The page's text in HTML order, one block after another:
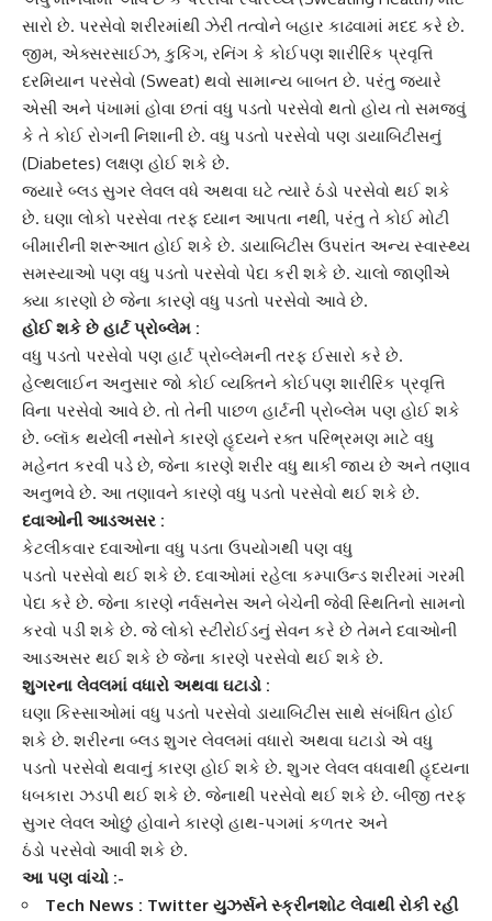
સારો છે. પરસેવો શરીરમાંથી ઝેરી તત્વોને બહાર કાઢવામાં મદદ કરે છે.
જીમ, એક્સરસાઈઝ, કુકિંગ, રનિંગ કે કોઈપણ શારીરિક પ્રવૃત્તિ
દરમિયાન પરસેવો (Sweat) થવો સામાન્ય બાબત છે. પરંતુ જ્યારે
એસી અને પંખામાં હોવા છતાં વધુ પડતો પરસેવો થતો હોય તો સમજવું
કે તે કોઈ રોગની નિશાની છે. વધુ પડતો પરસેવો પણ ડાયાબિટીસનું
(Diabetes) લક્ષણ હોઈ શકે છે.
જ્યારે બ્લડ સુગર લેવલ વધે અથવા ઘટે ત્યારે ઠંડો પરસેવો થઈ શકે
છે. ઘણા લોકો પરસેવા તરફ ધ્યાન આપતા નથી, પરંતુ તે કોઈ મોટી
બીમારીની શરૂઆત હોઈ શકે છે. ડાયાબિટીસ ઉપરાંત અન્ય સ્વાસ્થ્ય
સમસ્યાઓ પણ વધુ પડતો પરસેવો પેદા કરી શકે છે. ચાલો જાણીએ
ક્યા કારણો છે જેના કારણે વધુ પડતો પરસેવો આવે છે.
હોઈ શકે છે હાર્ટ પ્રોબ્લેમ :
વધુ પડતો પરસેવો પણ હાર્ટ પ્રોબ્લેમની તરફ ઈસારો કરે છે.
હેલ્થલાઈન અનુસાર જો કોઈ વ્યક્તિને કોઈપણ શારીરિક પ્રવૃત્તિ
વિના પરસેવો આવે છે. તો તેની પાછળ હાર્ટની પ્રોબ્લેમ પણ હોઈ શકે
છે. બ્લૉક થયેલી નસોને કારણે હૃદયને રક્ત પરિભ્રમણ માટે વધુ
મહેનત કરવી પડે છે, જેના કારણે શરીર વધુ થાકી જાય છે અને તણાવ
અનુભવે છે. આ તણાવને કારણે વધુ પડતો પરસેવો થઈ શકે છે.
દવાઓની આડઅસર :
કેટલીકવાર દવાઓના વધુ પડતા ઉપયોગથી પણ વધુ
પડતો પરસેવો થઈ શકે છે. દવાઓમાં રહેલા કમ્પાઉન્ડ શરીરમાં ગરમી
પેદા કરે છે. જેના કારણે નર્વસનેસ અને બેચેની જેવી સ્થિતિનો સામનો
કરવો પડી શકે છે. જે લોકો સ્ટીરોઈડનું સેવન કરે છે તેમને દવાઓની
આડઅસર થઈ શકે છે જેના કારણે પરસેવો થઈ શકે છે.
શુગરના લેવલમાં વધારો અથવા ઘટાડો :
ઘણા કિસ્સાઓમાં વધુ પડતો પરસેવો ડાયાબિટીસ સાથે સંબંધિત હોઈ
શકે છે. શરીરના બ્લડ શુગર લેવલમાં વધારો અથવા ઘટાડો એ વધુ
પડતો પરસેવો થવાનું કારણ હોઈ શકે છે. શુગર લેવલ વધવાથી હૃદયના
ધબકારા ઝડપી થઈ શકે છે. જેનાથી પરસેવો થઈ શકે છે. બીજી તરફ
સુગર લેવલ ઓછું હોવાને કારણે હાથ-પગમાં કળતર અને
ઠંડો પરસેવો આવી શકે છે.
આ પણ વાંચો :-
Tech News : Twitter યુઝર્સને સ્ક્રીનશોટ લેવાથી રોકી રહી